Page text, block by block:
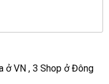
ở VN , 3 Shop ở Đông